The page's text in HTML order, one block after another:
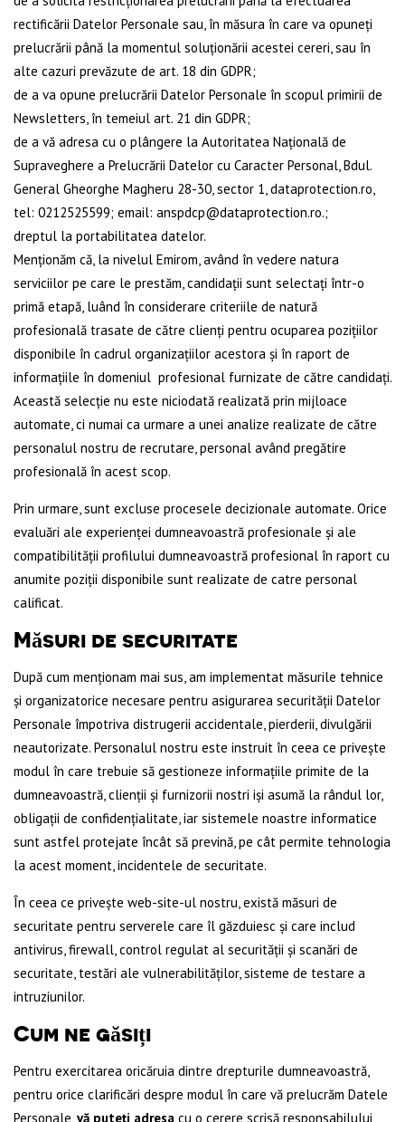
rectificării Datelor Personale sau, în măsura în care va opuneți
prelucrării până la momentul soluționării acestei cereri, sau în
alte cazuri prevăzute de art. 18 din GDPR;
de a va opune prelucrării Datelor Personale în scopul primirii de
Newsletters, în temeiul art. 21 din GDPR;
de a vă adresa cu o plângere la Autoritatea Națională de
Supraveghere a Prelucrării Datelor cu Caracter Personal, Bdul.
General Gheorghe Magheru 28-30, sector 1,dataprotection.ro,
tel: 0212525599; email: anspdcp@dataprotection.ro.;
dreptul la portabilitatea datelor.
Menționăm că, la nivelul Emirom, având în vedere natura
serviciilor pe care le prestăm, candidații sunt selectați într-o
primă etapă, luând în considerare criteriile de natură
profesională trasate de către clienți pentru ocuparea pozițiilor
disponibile în cadrul organizațiilor acestora și în raport de
informațiile în domeniul profesional furnizate de către candidați.
Această selecție nu este niciodată realizată prin mijloace
automate, ci numai ca urmare a unei analize realizate de către
personalul nostru de recrutare, personal având pregătire
profesională în acest scop.
Prin urmare, sunt excluse procesele decizionale automate. Orice
evaluări ale experienței dumneavoastră profesionale și ale
compatibilității profilului dumneavoastră profesional în raport cu
anumite poziții disponibile sunt realizate de catre personal
calificat.
Măsuri de securitate
După cum menționam mai sus, am implementat măsurile tehnice
și organizatorice necesare pentru asigurarea securității Datelor
Personale împotriva distrugerii accidentale, pierderii, divulgării
neautorizate. Personalul nostru este instruit în ceea ce privește
modul în care trebuie să gestioneze informațiile primite de la
dumneavoastră, clienții și furnizorii nostri iși asumă la rândul lor,
obligații de confidențialitate, iar sistemele noastre informatice
sunt astfel protejate încât să prevină, pe cât permite tehnologia
la acest moment, incidentele de securitate.
În ceea ce privește web-site-ul nostru, există măsuri de
securitate pentru serverele care îl găzduiesc și care includ
antivirus, firewall, control regulat al securității și scanări de
securitate, testări ale vulnerabilităților, sisteme de testare a
intruziunilor.
Cum ne găsiți
Pentru exercitarea oricăruia dintre drepturile dumneavoastră,
pentru orice clarificări despre modul în care vă prelucrăm Datele
Personale, vă puteți adresa cu o cerere scrisă responsabilului